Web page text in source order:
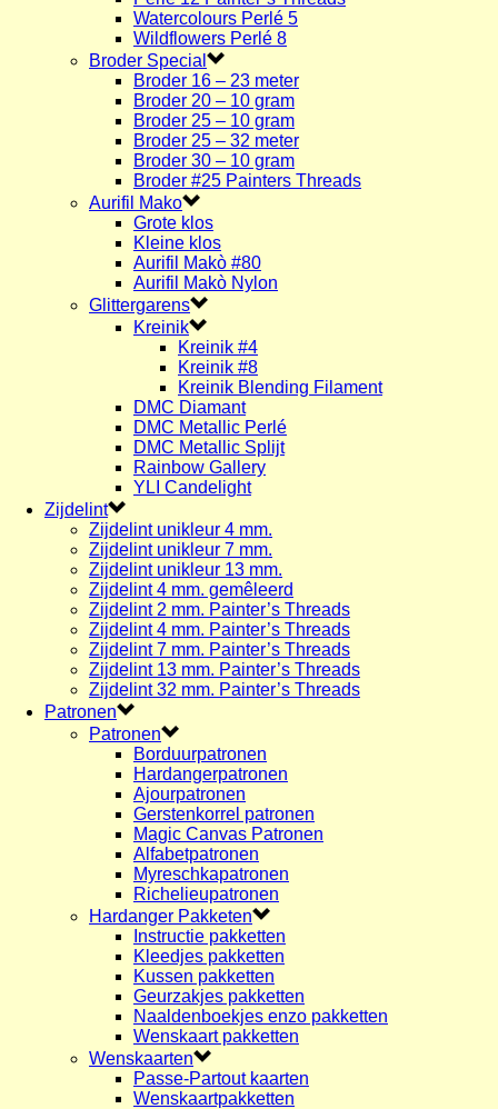
Watercolours Perlé 5
Wildflowers Perlé 8
Broder Special
Broder 16 – 23 meter
Broder 20 – 10 gram
Broder 25 – 10 gram
Broder 25 – 32 meter
Broder 30 – 10 gram
Broder #25 Painters Threads
Aurifil Mako
Grote klos
Kleine klos
Aurifil Makò #80
Aurifil Makò Nylon
Glittergarens
Kreinik
Kreinik #4
Kreinik #8
Kreinik Blending Filament
DMC Diamant
DMC Metallic Perlé
DMC Metallic Splijt
Rainbow Gallery
YLI Candelight
Zijdelint
Zijdelint unikleur 4 mm.
Zijdelint unikleur 7 mm.
Zijdelint unikleur 13 mm.
Zijdelint 4 mm. gemêleerd
Zijdelint 2 mm. Painter’s Threads
Zijdelint 4 mm. Painter’s Threads
Zijdelint 7 mm. Painter’s Threads
Zijdelint 13 mm. Painter’s Threads
Zijdelint 32 mm. Painter’s Threads
Patronen
Patronen
Borduurpatronen
Hardangerpatronen
Ajourpatronen
Gerstenkorrel patronen
Magic Canvas Patronen
Alfabetpatronen
Myreschkapatronen
Richelieupatronen
Hardanger Pakketen
Instructie pakketten
Kleedjes pakketten
Kussen pakketten
Geurzakjes pakketten
Naaldenboekjes enzo pakketten
Wenskaart pakketten
Wenskaarten
Passe-Partout kaarten
Wenskaartpakketten